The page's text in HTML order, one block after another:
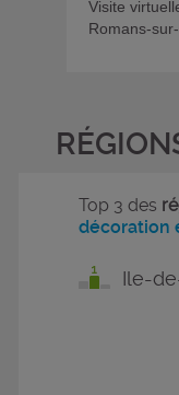
Visite
Romans-
Top 3 des
décoration
Ile-